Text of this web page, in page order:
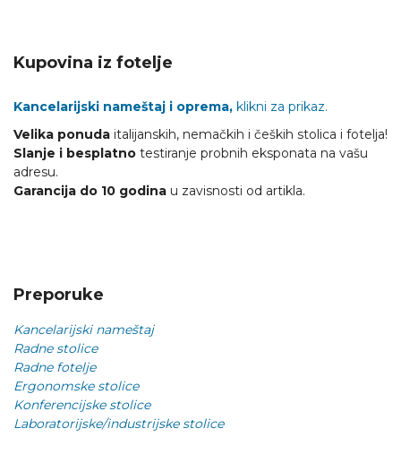
Kupovina iz fotelje
Kancelarijski nameštaj i oprema, klikni za prikaz.
Velika ponuda italijanskih, nemačkih i čeških stolica i fotelja!
Slanje i besplatno testiranje probnih eksponata na vašu
adresu.
Garancija do 10 godina u zavisnosti od artikla.
Preporuke
Kancelarijski nameštaj
Radne stolice
Radne fotelje
Ergonomske stolice
Konferencijske stolice
Laboratorijske/industrijske stolice